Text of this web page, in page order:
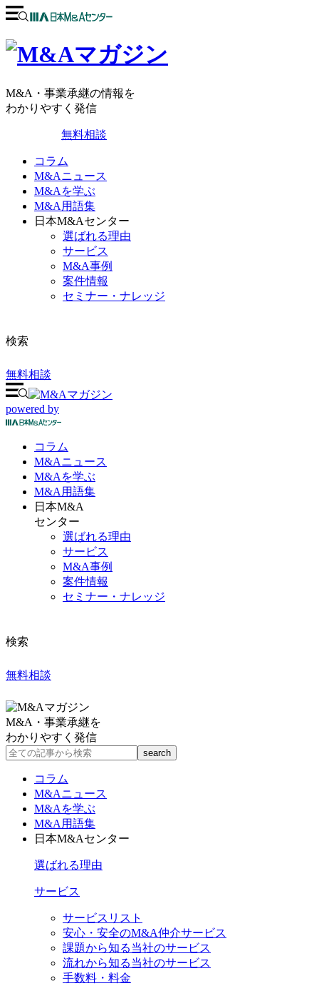
M&A・事業承継の情報を
わかりやすく発信
無料相談
コラム
M&Aニュース
M&Aを学ぶ
M&A用語集
日本M&Aセンター
選ばれる理由
サービス
M&A事例
案件情報
セミナー・ナレッジ
検索
無料相談
powered by
コラム
M&Aニュース
M&Aを学ぶ
M&A 用語集
日本M&A
センター
選ばれる理由
サービス
M&A事例
案件情報
セミナー・ナレッジ
検索
無料相談
M&A・事業承継を
わかりやすく発信
コラム
M&Aニュース
M&Aを学ぶ
M&A用語集
日本M&Aセンター
選ばれる理由
サービス
サービスリスト
安心・安全のM&A仲介サービス
課題から知る当社のサービス
流れから知る当社のサービス
手数料・料金